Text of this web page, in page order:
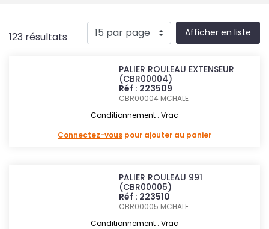
123 résultats Afficher en liste
PALIER ROULEAU EXTENSEUR
(CBR00004)
Réf : 223509
CBR00004 MCHALE
Conditionnement : Vrac
Connectez-vous pour ajouter au panier
PALIER ROULEAU 991
(CBR00005)
Réf : 223510
CBR00005 MCHALE
Conditionnement : Vrac